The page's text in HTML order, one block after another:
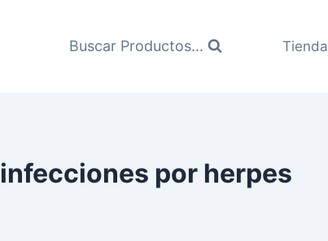
Buscar Productos... Tienda
infecciones por herpes